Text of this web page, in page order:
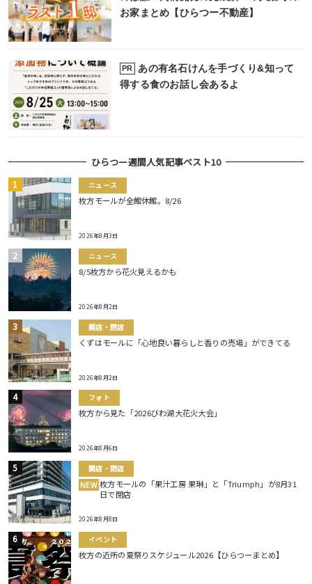
お家まとめ【ひらつー不動産】
PR
あの有名石けんを手づくり&知って
得する食のお話し会あるよ
ひらつー週間人気記事ベスト10
ニュース
枚方モールが全館休館。8/26
2026年8月3日
ニュース
8/5枚方から花火見えるかも
2026年8月2日
開店・閉店
くずはモールに「心地良い暮らしと香りの売場」ができてる
2026年8月2日
フォト
枚方から見た「2026びわ湖大花火大会」
2026年8月6日
開店・閉店
NEW 枚方モールの「果汁工房 果琳」と「Triumph」が8月31
日で閉店
2026年8月8日
イベント
枚方の近所の夏祭りスケジュール2026【ひらつーまとめ】